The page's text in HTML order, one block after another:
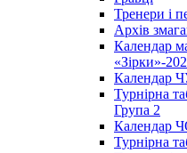
Тренери і
Архів
Календар
«Зірки»-
Календар
Турнірна
Група 2
Календар
Турнірна